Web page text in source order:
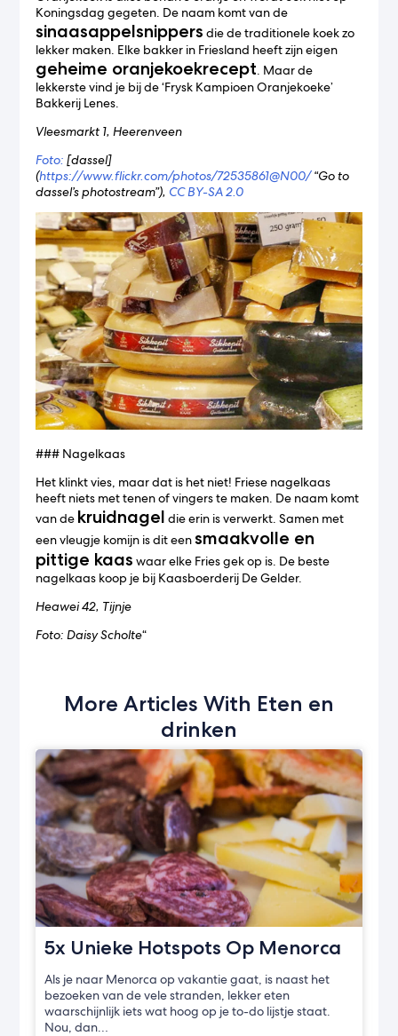
Koningsdag gegeten. De naam komt van de
sinaasappelsnippers die de traditionele koek zo
lekker maken. Elke bakker in Friesland heeft zijn eigen
geheime oranjekoekrecept. Maar de
lekkerste vind je bij de ‘Frysk Kampioen Oranjekoeke’
Bakkerij Lenes.
Vleesmarkt 1, Heerenveen
Foto: [dassel]
(https://www.flickr.com/photos/72535861@N00/“Go to
dassel’s photostream”), CC BY-SA 2.0
### Nagelkaas
Het klinkt vies, maar dat is het niet! Friese nagelkaas
heeft niets met tenen of vingers te maken. De naam komt
van de kruidnagel die erin is verwerkt. Samen met
een vleugje komijn is dit eensmaakvolle en
pittige kaas waar elke Fries gek op is. De beste
nagelkaas koop je bij Kaasboerderij De Gelder.
Heawei 42, Tijnje
Foto: Daisy Scholte“
More Articles With Eten en
drinken
5x Unieke Hotspots Op Menorca
Als je naar Menorca op vakantie gaat, is naast het
bezoeken van de vele stranden, lekker eten
waarschijnlijk iets wat hoog op je to-do lijstje staat.
Nou, dan…